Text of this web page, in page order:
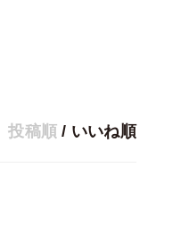
投稿順 / いいね順